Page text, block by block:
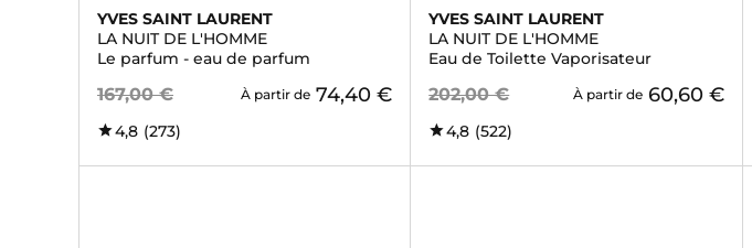
YVES SAINT LAURENT
LA NUIT DE L'HOMME
Le parfum - eau de parfum
167,00 € À partir de 74,40 €
4,8 (273)
YVES SAINT LAURENT
LA NUIT DE L'HOMME
Eau de Toilette Vaporisateur
202,00 € À partir de 60,60 €
4,8 (522)